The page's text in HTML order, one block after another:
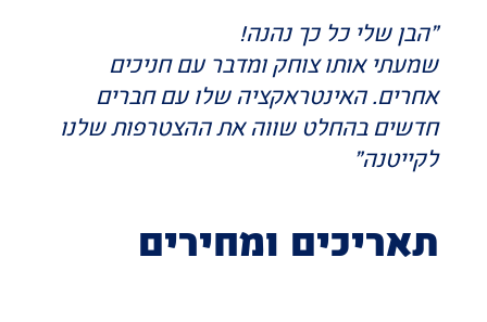
"הבן שלי כל כך נהנה!
שמעתי אותו צוחק ומדבר עם חניכים
אחרים. האינטראקציה שלו עם חברים
חדשים בהחלט שווה את ההצטרפות שלנו
לקייטנה"
תאריכים ומחירים